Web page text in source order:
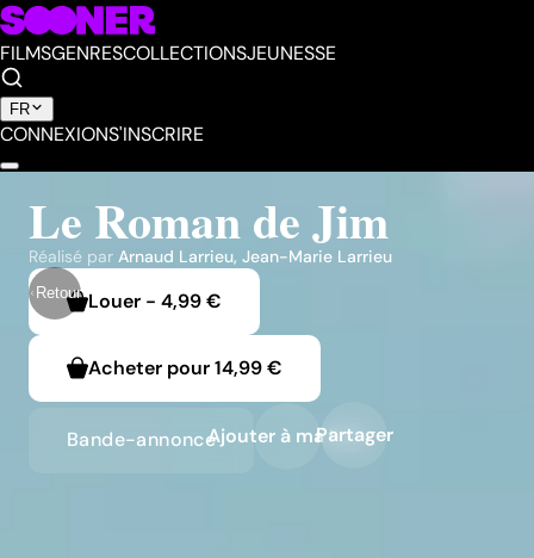
FILMSGENRESCOLLECTIONSJEUNESSE
FR
CONNEXIONS'INSCRIRE
Retour
Le Roman de Jim
Réalisé par Arnaud Larrieu, Jean-Marie Larrieu
Louer - 4,99 €
Acheter pour14,99 €
Bande-annonceAjouter à ma liste
Partager